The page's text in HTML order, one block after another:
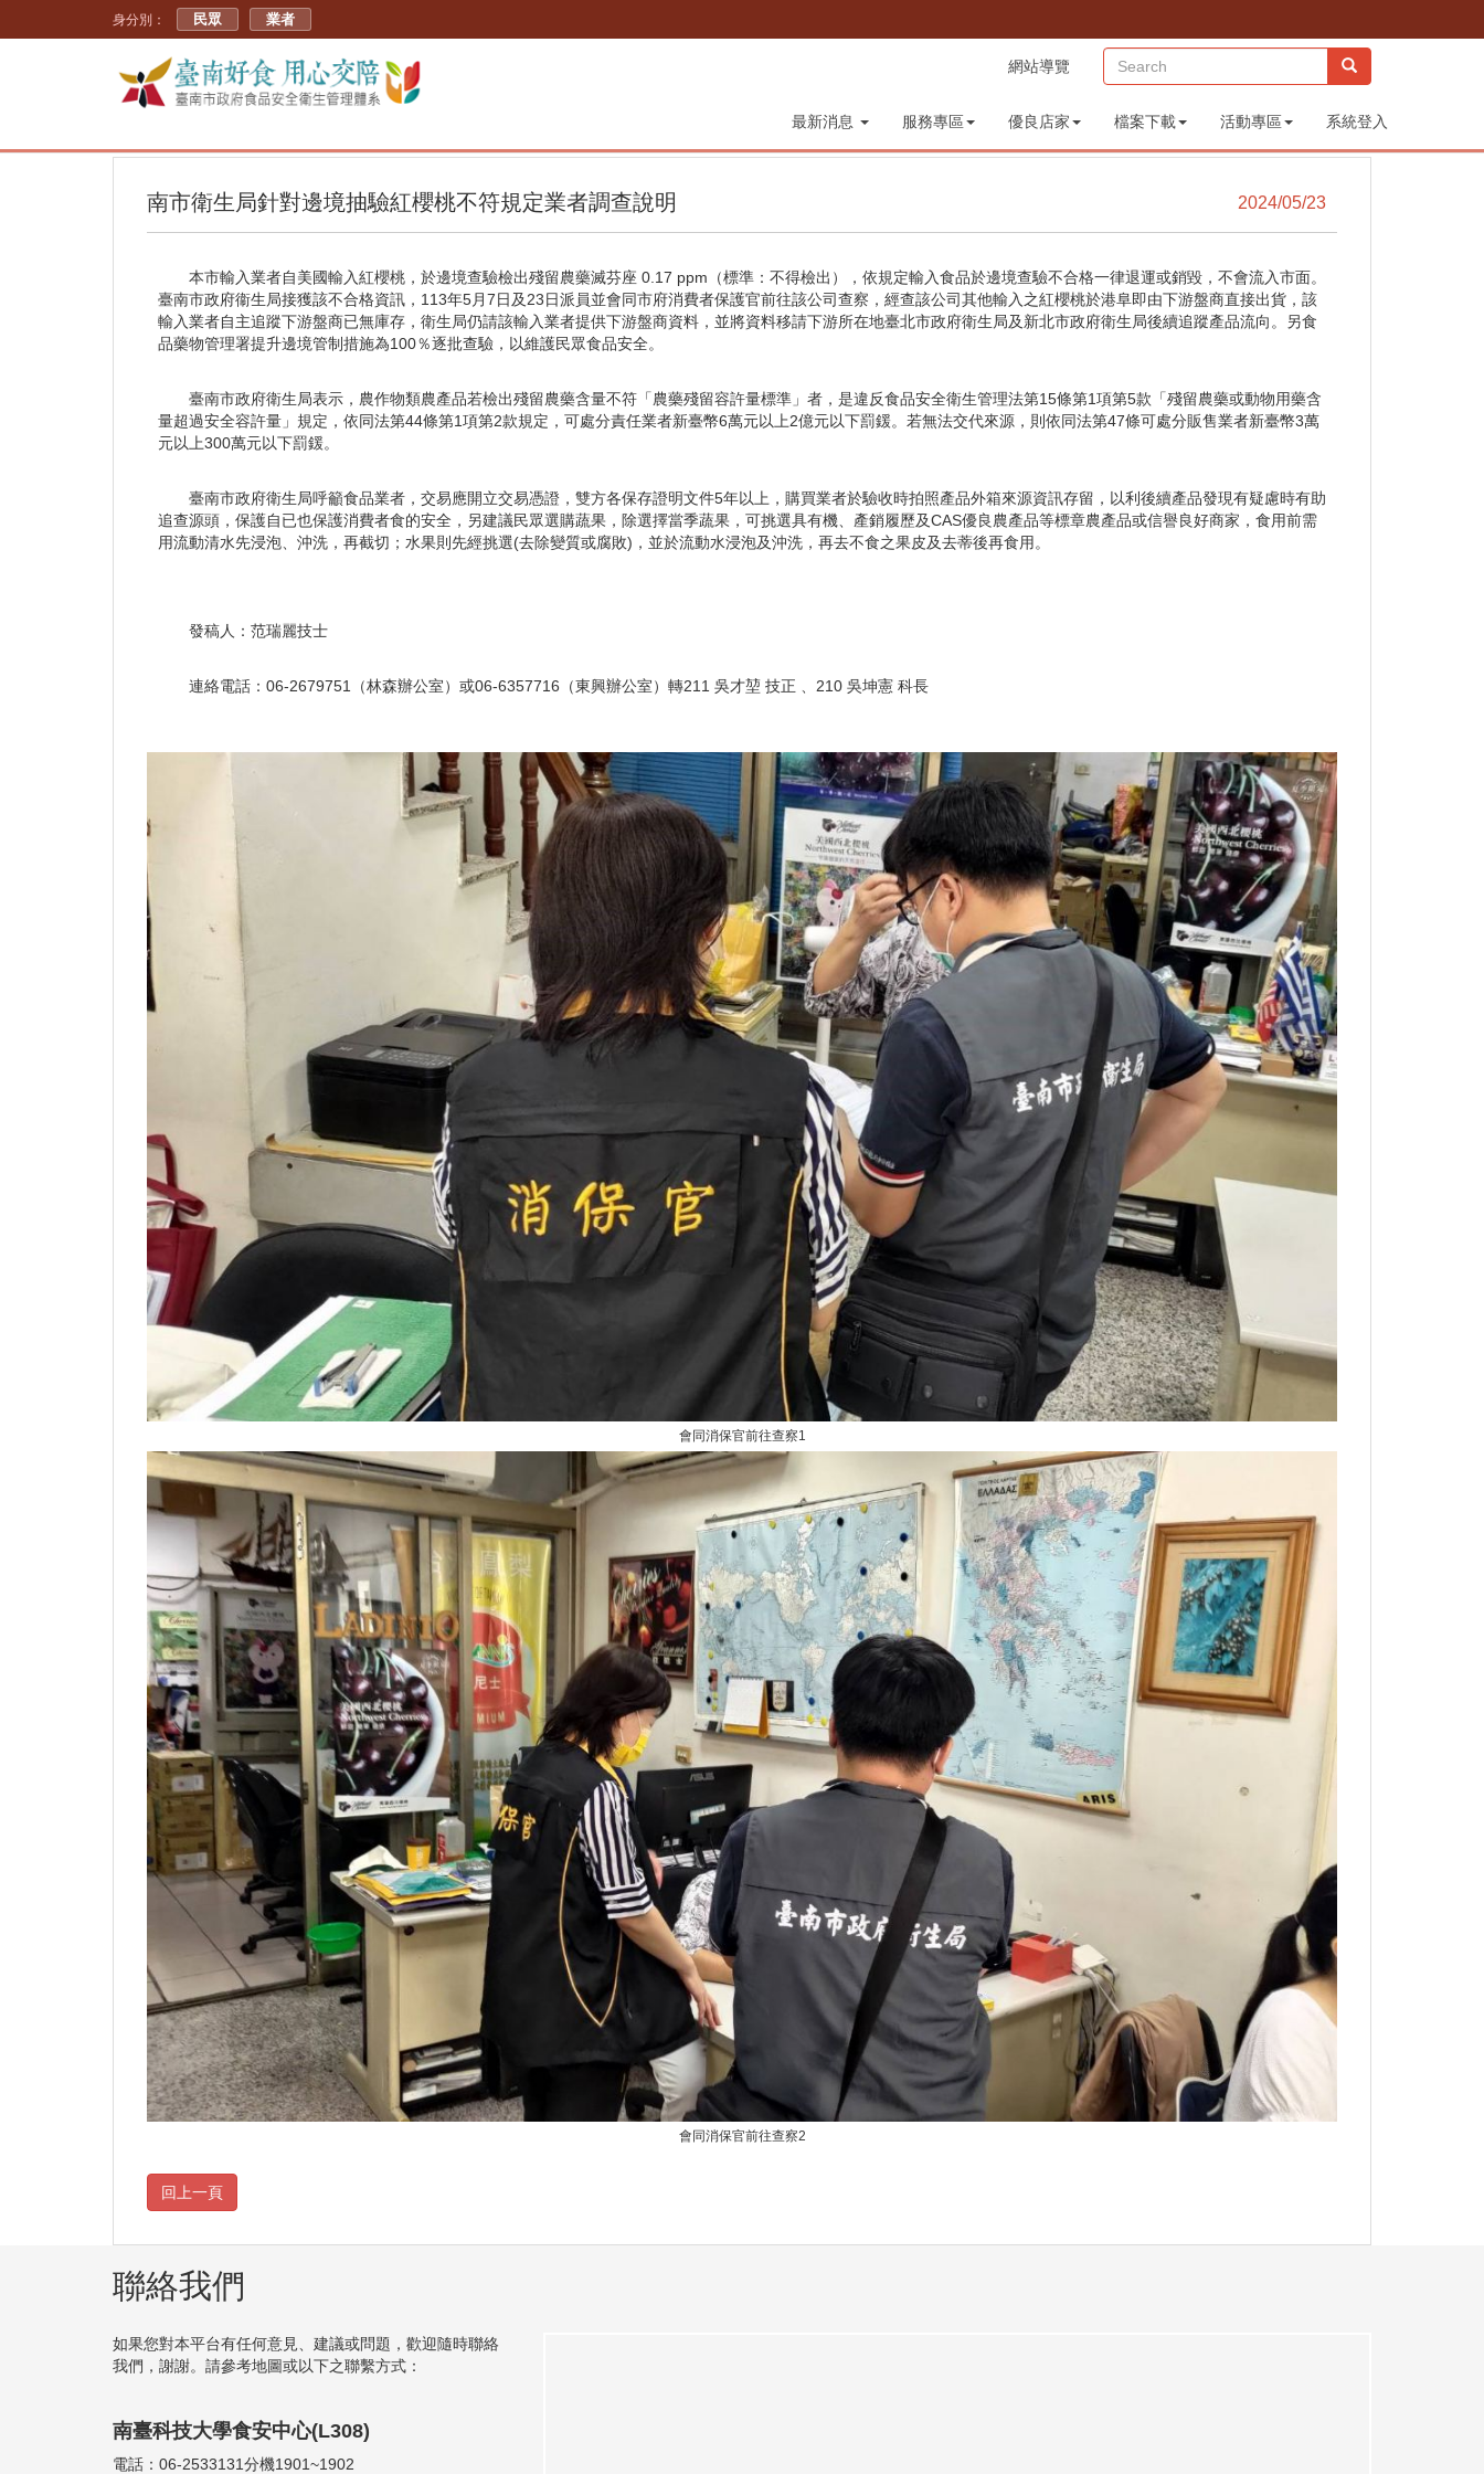
身分別： 民眾 業者
網站導覽 (sitemap)
最新消息 服務專區 優良店家 檔案下載 活動專區 系統登入
南市衛生局針對邊境抽驗紅櫻桃不符規定業者調查說明 2024/05/23
本市輸入業者自美國輸入紅櫻桃，於邊境查驗檢出殘留農藥滅芬座 0.17 ppm（標準：不得檢出），依規定輸入食品於邊境查驗不合格一律退運或銷毀，不會流入市面。
臺南市政府衞生局接獲該不合格資訊，113年5月7日及23日派員並會同市府消費者保護官前往該公司查察，經查該公司其他輸入之紅櫻桃於港阜即由下游盤商直接出貨，該
輸入業者自主追蹤下游盤商已無庫存，衛生局仍請該輸入業者提供下游盤商資料，並將資料移請下游所在地臺北市政府衛生局及新北市政府衛生局後續追蹤產品流向。另食
品藥物管理署提升邊境管制措施為100％逐批查驗，以維護民眾食品安全。
臺南市政府衛生局表示，農作物類農產品若檢出殘留農藥含量不符「農藥殘留容許量標準」者，是違反食品安全衛生管理法第15條第1項第5款「殘留農藥或動物用藥含
量超過安全容許量」規定，依同法第44條第1項第2款規定，可處分責任業者新臺幣6萬元以上2億元以下罰鍰。若無法交代來源，則依同法第47條可處分販售業者新臺幣3萬
元以上300萬元以下罰鍰。
臺南市政府衛生局呼籲食品業者，交易應開立交易憑證，雙方各保存證明文件5年以上，購買業者於驗收時拍照產品外箱來源資訊存留，以利後續產品發現有疑慮時有助
追查源頭，保護自已也保護消費者食的安全，另建議民眾選購蔬果，除選擇當季蔬果，可挑選具有機、產銷履歷及CAS優良農產品等標章農產品或信譽良好商家，食用前需
用流動清水先浸泡、沖洗，再截切；水果則先經挑選(去除變質或腐敗)，並於流動水浸泡及沖洗，再去不食之果皮及去蒂後再食用。
發稿人：范瑞麗技士
連絡電話：06-2679751（林森辦公室）或06-6357716（東興辦公室）轉211 吳才堃 技正 、210 吳坤憲 科長
會同消保官前往查察1
會同消保官前往查察2
聯絡我們
如果您對本平台有任何意見、建議或問題，歡迎隨時聯絡
我們，謝謝。請參考地圖或以下之聯繫方式：
南臺科技大學食安中心(L308)
電話：06-2533131分機1901~1902